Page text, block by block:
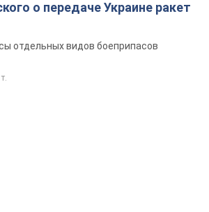
о передаче Украине ракет
отдельных видов боеприпасов